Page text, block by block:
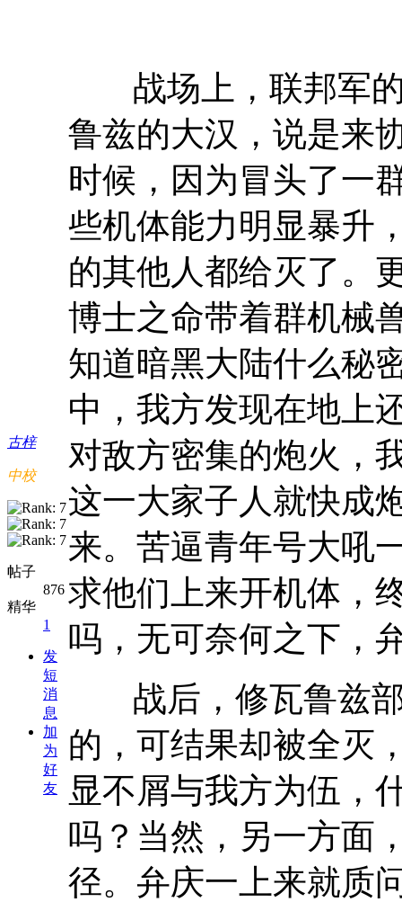
古梓
中校
帖子
876
精华
1
发
短
消
息
加
为
好
友
战场上，联邦军
鲁兹的大汉，说是来
时候，因为冒头了一
些机体能力明显暴升
的其他人都给灭了。
博士之命带着群机械
知道暗黑大陆什么秘
中，我方发现在地上
对敌方密集的炮火，
这一大家子人就快成
来。苦逼青年号大吼
求他们上来开机体，
吗，无可奈何之下，
战后，修瓦鲁兹
的，可结果却被全灭
显不屑与我方为伍，
吗？当然，另一方面
径。弁庆一上来就质